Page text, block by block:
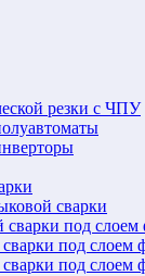
резки с ЧПУ
сварки
сварки под
под слоем
под слоем